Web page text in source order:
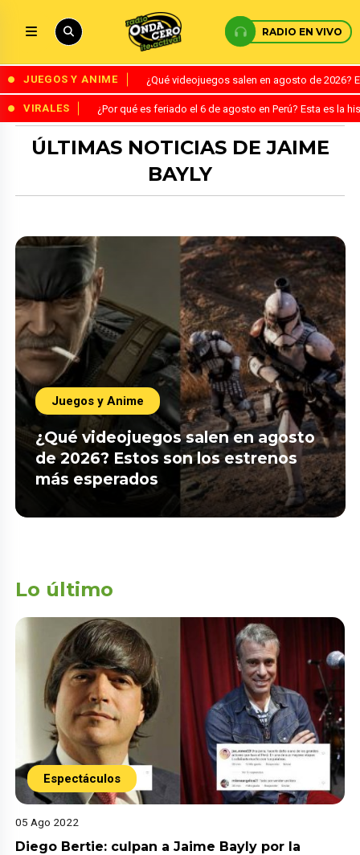
RADIO EN VIVO
JUEGOS Y ANIME ¿Qué videojuegos salen en agosto de
VIRALES ¿Por qué es feriado el 6 de agosto en Perú? Esta es la
ÚLTIMAS NOTICIAS DE JAIME
BAYLY
Juegos y Anime
¿Qué videojuegos salen en agosto
de 2026? Estos son los estrenos
más esperados
Lo último
Espectáculos
05 Ago 2022
Diego Bertie: culpan a Jaime Bayly por la